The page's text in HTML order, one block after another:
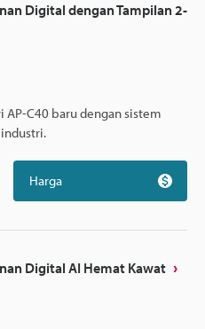
Digital dengan Tampilan 2-
AP-C40 baru dengan sistem
Harga
Digital AI Hemat Kawat